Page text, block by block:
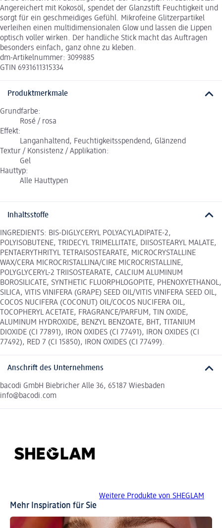
Angereichert mit Kokosöl, spendet der Glanzstift Feuchtigkeit und
sorgt für ein geschmeidiges Gefühl. Mikrofeine Glitzerpartikel
verleihen einen multidimensionalen Glow und lassen die Lippen
optisch voller wirken. Der handliche Stick macht das Auftragen
besonders einfach, ganz ohne zu kleben.
dm-Artikelnummer: 3099885
GTIN 6931611315334
Produktmerkmale
Grundfarbe:
Rosé / rosa
Effekt:
Langanhaltend, Feuchtigkeitsspendend, Glänzend
Textur / Konsistenz / Applikation:
Gel
Hauttyp:
Alle Hauttypen
Inhaltsstoffe
INGREDIENTS: BIS-DIGLYCERYL POLYACYLADIPATE-2,
POLYISOBUTENE, TRIDECYL TRIMELLITATE, DIISOSTEARYL MALATE,
PENTAERYTHRITYL TETRAISOSTEARATE, MICROCRYSTALLINE
WAX/CERA MICROCRISTALLINA/CIRE MICROCRISTALLINE,
POLYGLYCERYL-2 TRIISOSTEARATE, CALCIUM ALUMINUM
BOROSILICATE, SYNTHETIC FLUORPHLOGOPITE, PHENOXYETHANOL,
SILICA, VITIS VINIFERA (GRAPE) SEED OIL/VITIS VINIFERA SEED OIL,
COCOS NUCIFERA (COCONUT) OIL/COCOS NUCIFERA OIL,
TOCOPHERYL ACETATE, FRAGRANCE/PARFUM, TIN OXIDE,
ALUMINUM HYDROXIDE, BENZYL BENZOATE, BHT, TITANIUM
DIOXIDE (CI 77891), IRON OXIDES (CI 77491), IRON OXIDES (CI
77492), RED 7 (CI 15850), IRON OXIDES (CI 77499).
Anschrift des Unternehmens
bacodi GmbH Biebricher Alle 36, 65187 Wiesbaden
info@bacodi.com
Weitere Produkte von SHEGLAM
Mehr Inspiration für Sie